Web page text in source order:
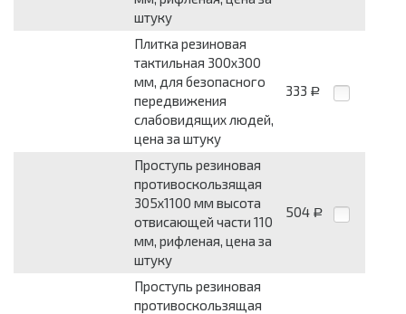
штуку
Плитка резиновая
тактильная 300x300
мм, для безопасного
передвижения
слабовидящих людей,
цена за штуку
333 Р
Проступь резиновая
противоскользящая
305x1100 мм высота
отвисающей части 110
мм, рифленая, цена за
штуку
504 Р
Проступь резиновая
противоскользящая